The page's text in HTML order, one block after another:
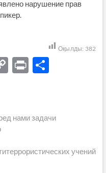
нарушение прав
Оқылды: 382
C
y
n
k
P О
а
и
нами задачи
учений